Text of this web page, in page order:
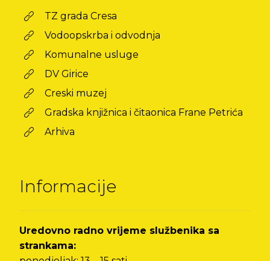
TZ grada Cresa
Vodoopskrba i odvodnja
Komunalne usluge
DV Girice
Creski muzej
Gradska knjižnica i čitaonica Frane Petrića
Arhiva
Informacije
Uredovno radno vrijeme službenika sa
strankama: